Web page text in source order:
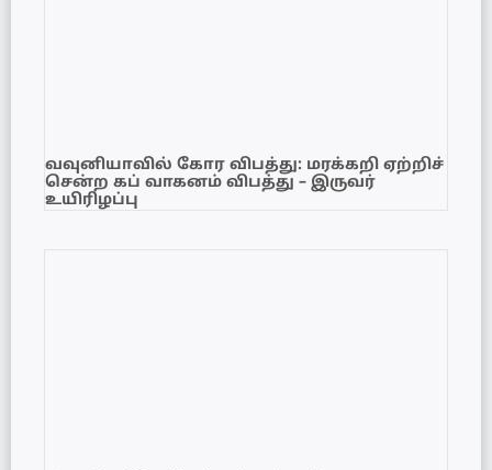
வவுனியாவில் கோர விபத்து: மரக்கறி ஏற்றிச்
சென்ற கப் வாகனம் விபத்து – இருவர்
உயிரிழப்பு